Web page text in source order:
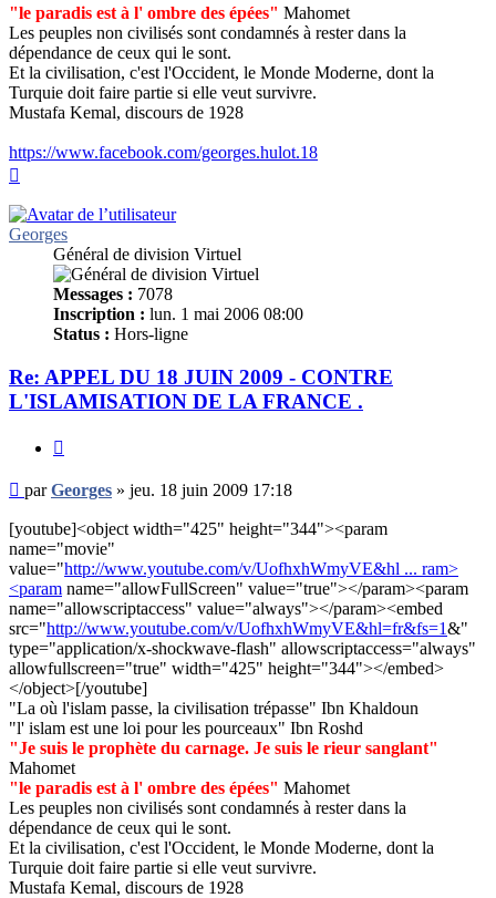
"le paradis est à l' ombre des épées" Mahomet
Les peuples non civilisés sont condamnés à rester dans la
dépendance de ceux qui le sont.
Et la civilisation, c'est l'Occident, le Monde Moderne, dont la
Turquie doit faire partie si elle veut survivre.
Mustafa Kemal, discours de 1928
https://www.facebook.com/georges.hulot.18
Georges
Général de division Virtuel
Messages : 7078
Inscription : lun. 1 mai 2006 08:00
Status : Hors-ligne
Re: APPEL DU 18 JUIN 2009 - CONTRE
L'ISLAMISATION DE LA FRANCE .
Message
non
lu
parGeorges » jeu. 18 juin 2009 17:18
[youtube]<object width="425" height="344"><param
name="movie"
value="http://www.youtube.com/v/UofhxhWmyVE&hl ... ram>
<param name="allowFullScreen" value="true"></param><param
name="allowscriptaccess" value="always"></param><embed
src="http://www.youtube.com/v/UofhxhWmyVE&hl=fr&fs=1&"
type="application/x-shockwave-flash" allowscriptaccess="always"
allowfullscreen="true" width="425" height="344"></embed>
</object>[/youtube]
"La où l'islam passe, la civilisation trépasse" Ibn Khaldoun
"l' islam est une loi pour les pourceaux" Ibn Roshd
"Je suis le prophète du carnage. Je suis le rieur sanglant"
Mahomet
"le paradis est à l' ombre des épées" Mahomet
Les peuples non civilisés sont condamnés à rester dans la
dépendance de ceux qui le sont.
Et la civilisation, c'est l'Occident, le Monde Moderne, dont la
Turquie doit faire partie si elle veut survivre.
Mustafa Kemal, discours de 1928